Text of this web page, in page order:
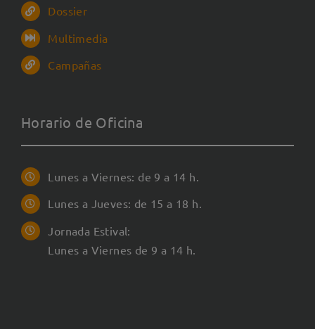
Dossier
Multimedia
Campañas
Horario de Oficina
Lunes a Viernes: de 9 a 14 h.
Lunes a Jueves: de 15 a 18 h.
Jornada Estival:
Lunes a Viernes de 9 a 14 h.